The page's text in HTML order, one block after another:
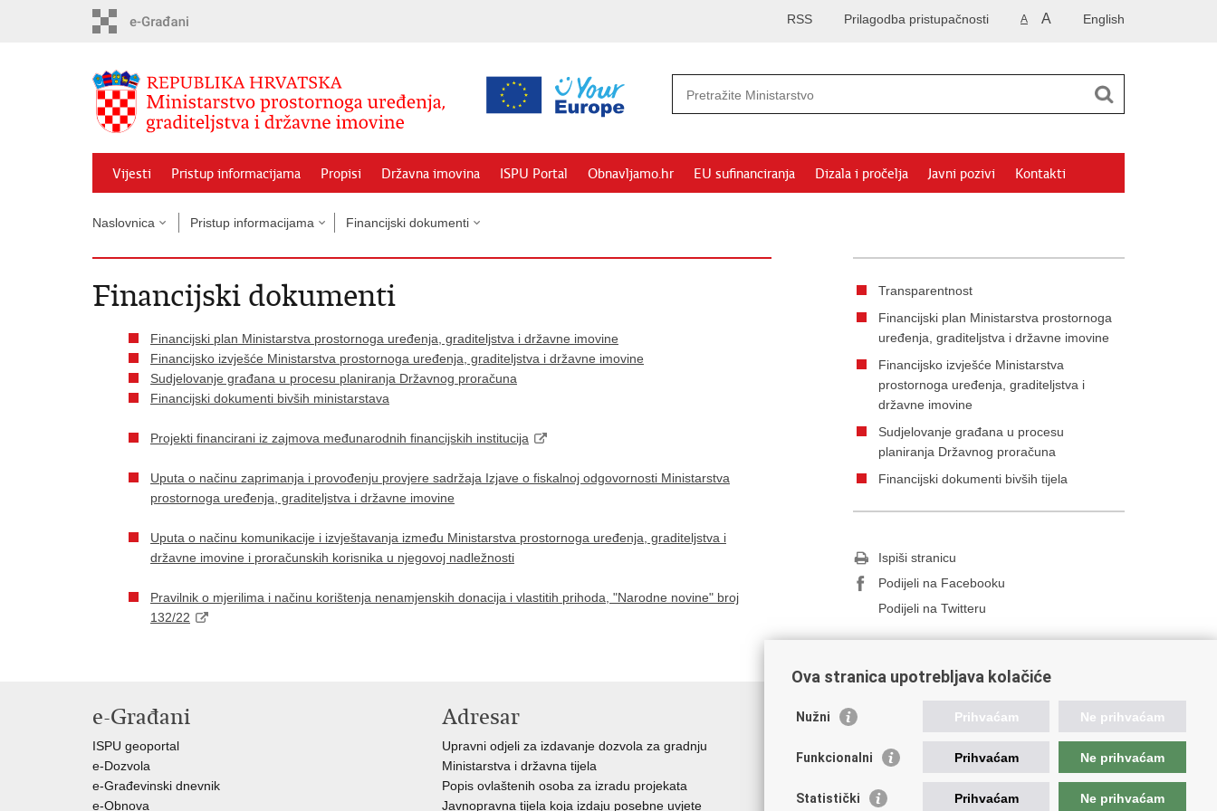
English
A A
Prilagodba pristupačnosti
RSS
Vijesti Pristup informacijama Propisi Državna imovina ISPU Portal Obnavljamo.hr EU sufinanciranja Dizala i pročelja Javni pozivi Kontakti
Naslovnica Pristup informacijama Financijski dokumenti
Financijski dokumenti
Financijski plan Ministarstva prostornoga uređenja, graditeljstva i državne imovine
Financijsko izvješće Ministarstva prostornoga uređenja, graditeljstva i državne imovine
Sudjelovanje građana u procesu planiranja Državnog proračuna
Financijski dokumenti bivših ministarstava
Projekti financirani iz zajmova međunarodnih financijskih institucija
Uputa o načinu zaprimanja i provođenju provjere sadržaja Izjave o fiskalnoj odgovornosti Ministarstva
prostornoga uređenja, graditeljstva i državne imovine
Uputa o načinu komunikacije i izvještavanja između Ministarstva prostornoga uređenja, graditeljstva i
državne imovine i proračunskih korisnika u njegovoj nadležnosti
Pravilnik o mjerilima i načinu korištenja nenamjenskih donacija i vlastitih prihoda, "Narodne novine" broj
132/22
Transparentnost
Financijski plan Ministarstva prostornoga
uređenja, graditeljstva i državne imovine
Financijsko izvješće Ministarstva
prostornoga uređenja, graditeljstva i
državne imovine
Sudjelovanje građana u procesu
planiranja Državnog proračuna
Financijski dokumenti bivših tijela
Ispiši stranicu
Podijeli na Facebooku
Podijeli na Twitteru
e-Građani
ISPU geoportal
e-Dozvola
e-Građevinski dnevnik
e-Obnova
Adresar
Upravni odjeli za izdavanje dozvola za gradnju
Ministarstva i državna tijela
Popis ovlaštenih osoba za izradu projekata
Javnopravna tijela koja izdaju posebne uvjete
Važne poveznice
Vlada Republike Hrvatske
Zavod za prostorni razvoj
Agencija za pravni promet i posredovanje nekretninama
Državna geodetska uprava
Ova stranica upotrebljava kolačiće
Nužni Prihvaćam Ne prihvaćam
Funkcionalni Prihvaćam Ne prihvaćam
Statistički Prihvaćam Ne prihvaćam